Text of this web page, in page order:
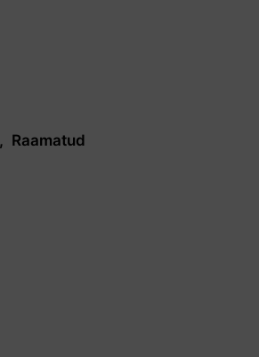
Raamatud